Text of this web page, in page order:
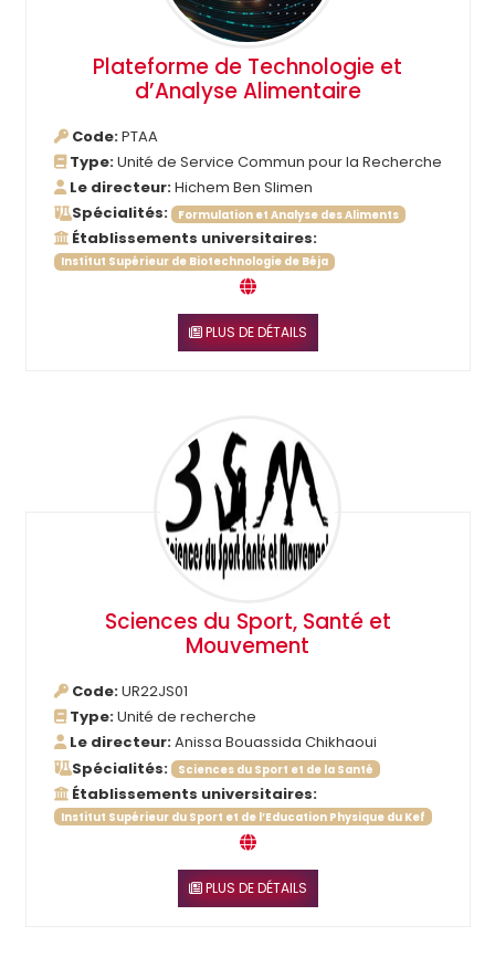
Plateforme de Technologie et
d’Analyse Alimentaire
Code:PTAA
Type:Unité de Service Commun pour la Recherche
Le directeur:Hichem Ben Slimen
Spécialités:
Formulation et Analyse des Aliments
Établissements universitaires:
Institut Supérieur de Biotechnologie de Béja
PLUS DE DÉTAILS
Sciences du Sport, Santé et
Mouvement
Code:UR22JS01
Type:Unité de recherche
Le directeur:Anissa Bouassida Chikhaoui
Spécialités:
Sciences du Sport et de la Santé
Établissements universitaires:
Institut Supérieur du Sport et de l’Education Physique du Kef
PLUS DE DÉTAILS